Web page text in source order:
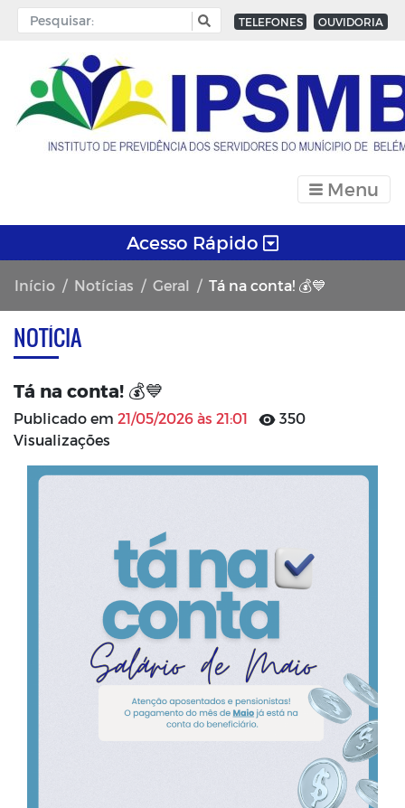
TELEFONES OUVIDORIA
Menu
Acesso Rápido
Início Notícias Geral Tá na conta! 💰💙
NOTÍCIA
Tá na conta! 💰💙
Publicado em 21/05/2026 às 21:01
350
Visualizações